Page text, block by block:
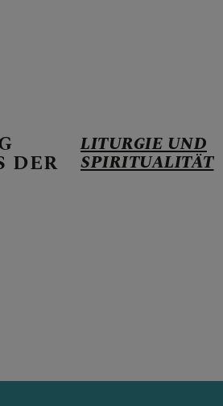
1291
DER
LITURGIE UND
SPIRITUALITÄT